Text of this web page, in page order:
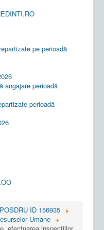
pe perioadă
angajare perioadă
perioadă
ID 156935
Umane